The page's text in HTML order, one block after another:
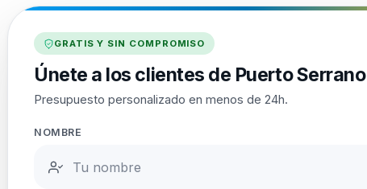
GRATIS Y SIN COMPROMISO
Únete a los clientes de Puerto Serrano
Presupuesto personalizado en menos de 24h.
NOMBRE